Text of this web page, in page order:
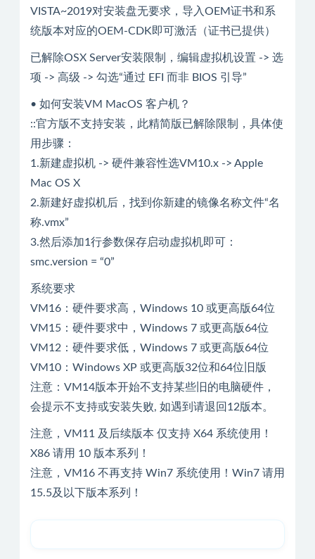
VISTA~2019对安装盘无要求，导入OEM证书和系
统版本对应的OEM-CDK即可激活（证书已提供）
已解除OSX Server安装限制，编辑虚拟机设置 -> 选
项 -> 高级 -> 勾选“通过 EFI 而非 BIOS 引导”
• 如何安装VM MacOS 客户机？
::官方版不支持安装，此精简版已解除限制，具体使
用步骤：
1.新建虚拟机 -> 硬件兼容性选VM10.x -> Apple
Mac OS X
2.新建好虚拟机后，找到你新建的镜像名称文件“名
称.vmx”
3.然后添加1行参数保存启动虚拟机即可：
smc.version = “0”
系统要求
VM16：硬件要求高，Windows 10 或更高版64位
VM15：硬件要求中，Windows 7 或更高版64位
VM12：硬件要求低，Windows 7 或更高版64位
VM10：Windows XP 或更高版32位和64位旧版
注意：VM14版本开始不支持某些旧的电脑硬件，
会提示不支持或安装失败, 如遇到请退回12版本。
注意，VM11 及后续版本 仅支持 X64 系统使用！
X86 请用 10 版本系列！
注意，VM16 不再支持 Win7 系统使用！Win7 请用
15.5及以下版本系列！